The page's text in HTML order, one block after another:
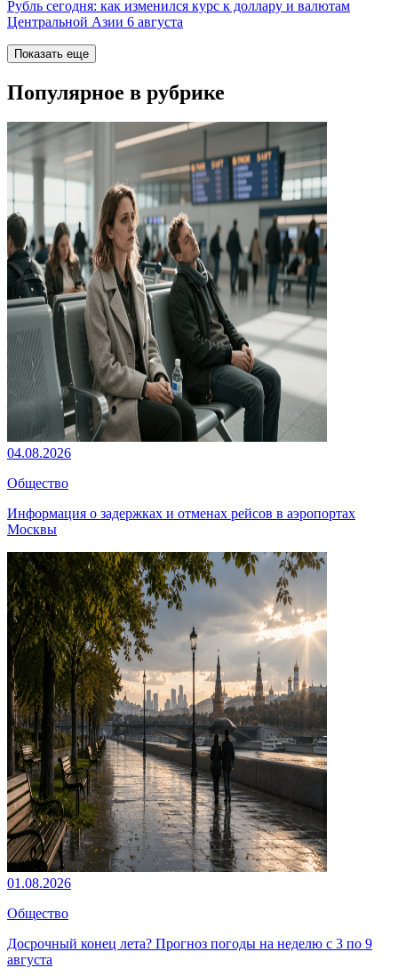
Рубль сегодня: как изменился курс к доллару и валютам
Центральной Азии 6 августа
Показать еще
Популярное в рубрике
04.08.2026
Общество
Информация о задержках и отменах рейсов в аэропортах
Москвы
01.08.2026
Общество
Досрочный конец лета? Прогноз погоды на неделю с 3 по 9
августа